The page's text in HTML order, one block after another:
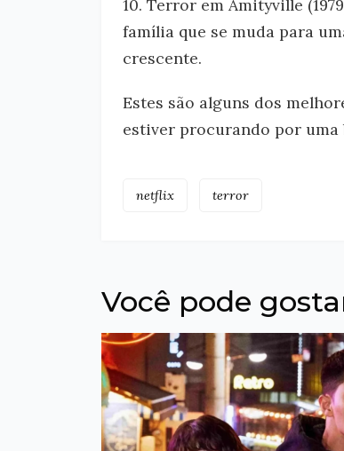
10. Terror em Amityville
família que se muda para
crescente.
Estes são alguns dos
estiver procurando por uma
netflix terror
Você pode